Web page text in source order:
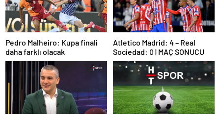
Pedro Malheiro: Kupa finali
daha farklı olacak
Atletico Madrid: 4 – Real
Sociedad: 0 | MAÇ SONUCU